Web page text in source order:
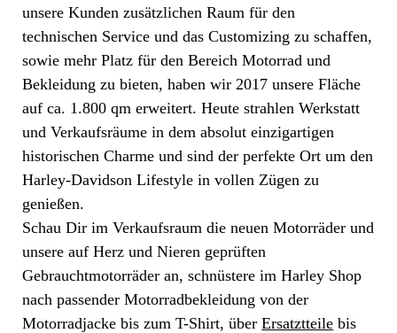
unsere Kunden zusätzlichen Raum für den
technischen Service und das Customizing zu schaffen,
sowie mehr Platz für den Bereich Motorrad und
Bekleidung zu bieten, haben wir 2017 unsere Fläche
auf ca. 1.800 qm erweitert. Heute strahlen Werkstatt
und Verkaufsräume in dem absolut einzigartigen
historischen Charme und sind der perfekte Ort um den
Harley-Davidson Lifestyle in vollen Zügen zu
genießen.
Schau Dir im Verkaufsraum die neuen Motorräder und
unsere auf Herz und Nieren geprüften
Gebrauchtmotorräder an, schnüstere im Harley Shop
nach passender Motorradbekleidung von der
Motorradjacke bis zum T-Shirt, überErsatztteile bis